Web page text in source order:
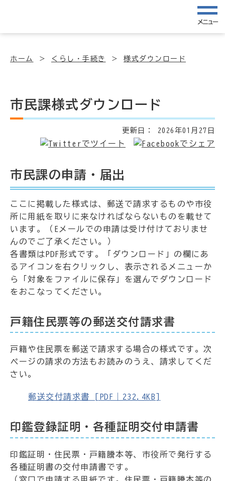
メニュー
ホーム くらし・手続き 様式ダウンロード
市民課様式ダウンロード
更新日： 2026年01月27日
市民課の申請・届出
ここに掲載した様式は、郵送で請求するものや市役
所に用紙を取りに来なければならないものを載せて
います。（Eメールでの申請は受け付けておりませ
んのでご了承ください。）
各書類はPDF形式です。「ダウンロード」の欄にあ
るアイコンを右クリックし、表示されるメニューか
ら「対象をファイルに保存」を選んでダウンロード
をおこなってください。
戸籍住民票等の郵送交付請求書
戸籍や住民票を郵送で請求する場合の様式です。次
ページの請求の方法もお読みのうえ、請求してくだ
さい。
郵送交付請求書 [PDF｜232.4KB]
印鑑登録証明・各種証明交付申請書
印鑑証明・住民票・戸籍謄本等、市役所で発行する
各種証明書の交付申請書です。
（窓口で申請する用紙です。住民票・戸籍謄本等の